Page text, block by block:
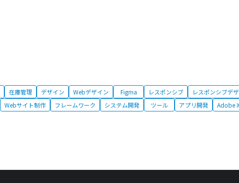
在庫管理 デザイン Webデザイン Figma レスポンシブ レスポンシブデ
Webサイト制作 フレームワーク システム開発 ツール アプリ開発 Adobe